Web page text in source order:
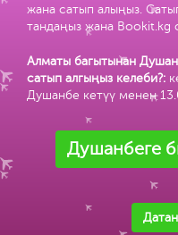
жана сатып алыңыз.
тандаңыз жана Bookit.kg
Алматы багытынан
сатып алгыңыз келеби?:
Душанбе кетүү менен
Душанбеге